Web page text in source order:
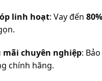
linh hoạt: Vay đến
mãi chuyên nghiệp:
chính hãng.